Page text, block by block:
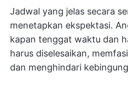
Jadwal yang jelas secara
menetapkan ekspektasi.
kapan tenggat waktu dan
harus diselesaikan,
dan menghindari